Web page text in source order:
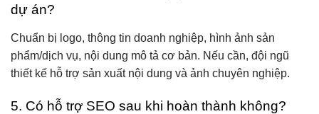
dự án?
Chuẩn bị logo, thông tin doanh nghiệp, hình ảnh sản
phẩm/dịch vụ, nội dung mô tả cơ bản. Nếu cần, đội ngũ
thiết kế hỗ trợ sản xuất nội dung và ảnh chuyên nghiệp.
5. Có hỗ trợ SEO sau khi hoàn thành không?